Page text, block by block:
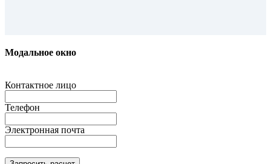
Модальное окно
Контактное лицо
Телефон
Электронная почта